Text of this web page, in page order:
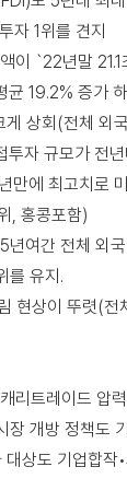
자 1위를 견지
이 `22년말
균 19.2% 증가
상회(전체 외
투자 규모가 전
만에 최고치로
, 홍콩포함)
년여간 전체 외
를 유지.
현상이 뚜렷(
리트레이드 압
장 개방 정책도
대상도 기업합작